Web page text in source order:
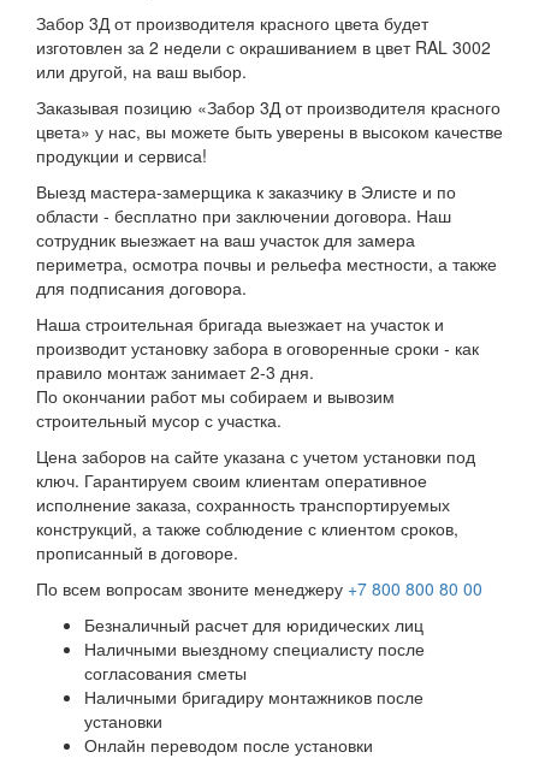
Забор 3Д от производителя красного цвета будет
изготовлен за 2 недели с окрашиванием в цвет RAL 3002
или другой, на ваш выбор.
Заказывая позицию «Забор 3Д от производителя красного
цвета» у нас, вы можете быть уверены в высоком качестве
продукции и сервиса!
Выезд мастера-замерщика к заказчику в Элисте и по
области - бесплатно при заключении договора. Наш
сотрудник выезжает на ваш участок для замера
периметра, осмотра почвы и рельефа местности, а также
для подписания договора.
Наша строительная бригада выезжает на участок и
производит установку забора в оговоренные сроки - как
правило монтаж занимает 2-3 дня.
По окончании работ мы собираем и вывозим
строительный мусор с участка.
Цена заборов на сайте указана с учетом установки под
ключ. Гарантируем своим клиентам оперативное
исполнение заказа, сохранность транспортируемых
конструкций, а также соблюдение с клиентом сроков,
прописанный в договоре.
По всем вопросам звоните менеджеру +7 800 800 80 00
Безналичный расчет для юридических лиц
Наличными выездному специалисту после
согласования сметы
Наличными бригадиру монтажников после
установки
Онлайн переводом после установки